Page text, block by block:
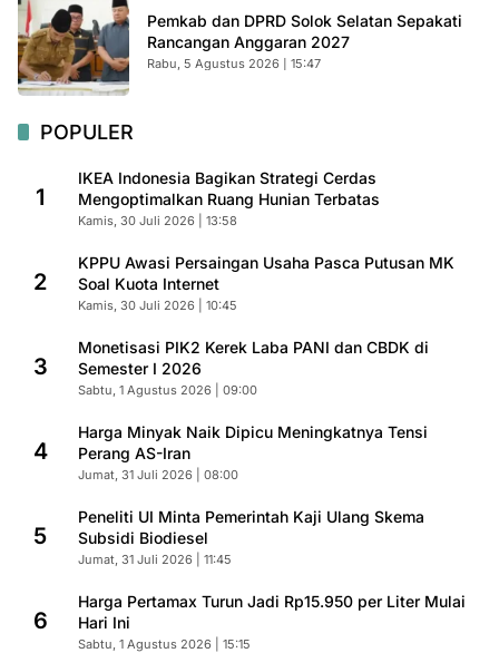
Pemkab dan DPRD Solok Selatan Sepakati
Rancangan Anggaran 2027
Rabu, 5 Agustus 2026 | 15:47
POPULER
1
IKEA Indonesia Bagikan Strategi Cerdas
Mengoptimalkan Ruang Hunian Terbatas
Kamis, 30 Juli 2026 | 13:58
2
KPPU Awasi Persaingan Usaha Pasca Putusan MK
Soal Kuota Internet
Kamis, 30 Juli 2026 | 10:45
3
Monetisasi PIK2 Kerek Laba PANI dan CBDK di
Semester I 2026
Sabtu, 1 Agustus 2026 | 09:00
4
Harga Minyak Naik Dipicu Meningkatnya Tensi
Perang AS-Iran
Jumat, 31 Juli 2026 | 08:00
5
Peneliti UI Minta Pemerintah Kaji Ulang Skema
Subsidi Biodiesel
Jumat, 31 Juli 2026 | 11:45
6
Harga Pertamax Turun Jadi Rp15.950 per Liter Mulai
Hari Ini
Sabtu, 1 Agustus 2026 | 15:15